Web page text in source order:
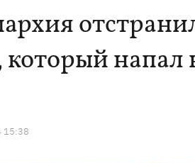
напал
15:38